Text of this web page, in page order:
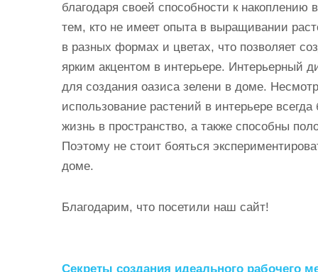
благодаря своей способности к
тем, кто не имеет опыта в выращивании
в разных формах и цветах, что позволяет
ярким акцентом в интерьере. Интерьерный
для создания оазиса зелени в доме.
использование растений в интерьере
жизнь в пространство, а также способны
Поэтому не стоит бояться
доме.
Благодарим, что посетили наш сайт!
Секреты создания идеального рабочего